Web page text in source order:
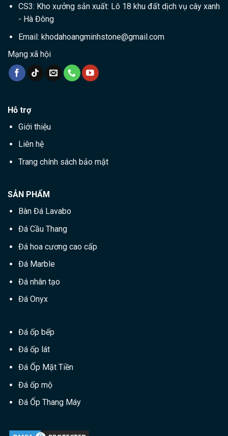
CS3: Kho xưởng sản xuất: Lô 18 khu đất dịch vụ cây xanh
- Hà Đông
Email: khodahoangminhstone@gmail.com
Mạng xã hội
Hỗ trợ
Giới thiệu
Liên hệ
Trang chính sách bảo mật
SẢN PHẨM
Bàn Đá Lavabo
Đá Cầu Thang
Đá hoa cương cao cấp
Đá Marble
Đá nhân tạo
Đá Onyx
Đá ốp bếp
Đá ốp lát
Đá Ốp Mặt Tiền
Đá ốp mộ
Đá Ốp Thang Máy